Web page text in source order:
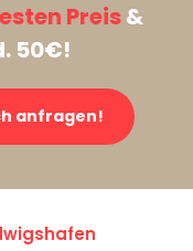
Preis&
50€!
anfragen!